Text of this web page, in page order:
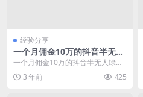
经验分享
一个月佣金10万的抖音半无人
绿幕直播全套玩法（送视频素
材，直播话术）
一个月佣金10万的抖音半无人绿幕
直播全套玩法 提供几十种商品视频
素材，话术 一共...
3 年前 425